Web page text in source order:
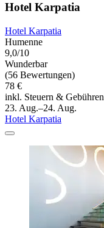
Hotel Karpatia
Hotel Karpatia
Humenne
9,0/10
Wunderbar
(56 Bewertungen)
78 €
inkl. Steuern & Gebühren
23. Aug.–24. Aug.
Hotel Karpatia